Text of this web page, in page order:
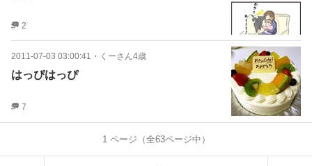
2
2011-07-03 03:00:41 ・ くーさん4歳
はっぴはっぴ
7
1ページ（全63ページ中）